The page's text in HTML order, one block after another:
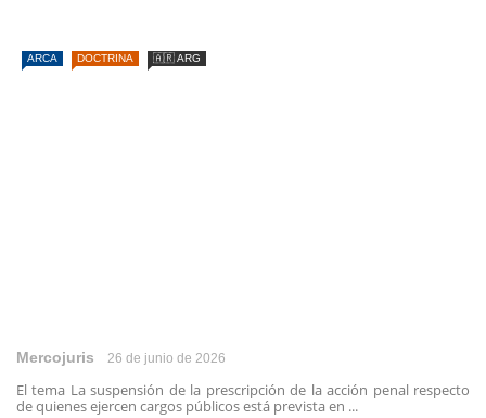
ARCA DOCTRINA 🇦🇷 ARG
Mercojuris 26 de junio de 2026
El tema La suspensión de la prescripción de la acción penal respecto
de quienes ejercen cargos públicos está prevista en ...